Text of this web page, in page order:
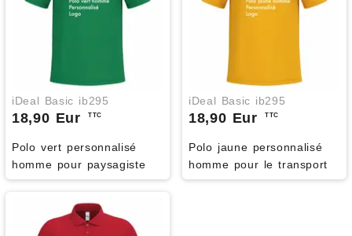
iDeal Basic ib295
18,90 Eur TTC
Polo vert personnalisé
homme pour paysagiste
iDeal Basic ib295
18,90 Eur TTC
Polo jaune personnalisé
homme pour le transport